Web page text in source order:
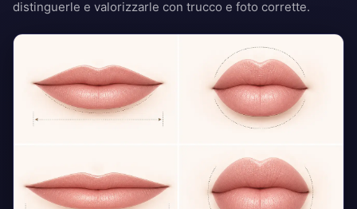
distinguerle e valorizzarle con trucco e foto corrette.